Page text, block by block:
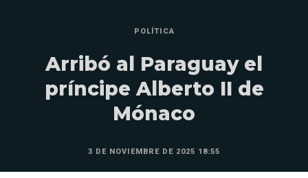
POLÍTICA
Arribó al Paraguay el
príncipe Alberto II de
Mónaco
3 DE NOVIEMBRE DE 2025 18:55